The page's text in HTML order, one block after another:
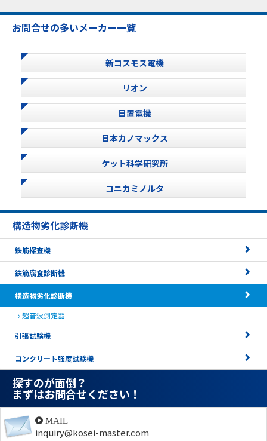
お問合せの多いメーカー一覧
新コスモス電機
リオン
日置電機
日本カノマックス
ケット科学研究所
コニカミノルタ
構造物劣化診断機
鉄筋探査機
鉄筋腐食診断機
構造物劣化診断機
超音波測定器
引張試験機
コンクリート強度試験機
探すのが面倒？
まずはお問合せください！
MAIL
inquiry@kosei-master.com